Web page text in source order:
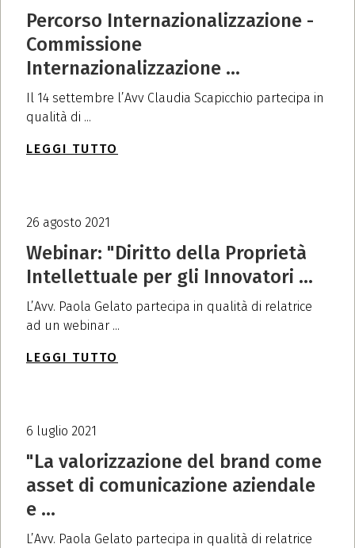
Percorso Internazionalizzazione -
Commissione
Internazionalizzazione ...
Il 14 settembre l’Avv Claudia Scapicchio partecipa in
qualità di ...
LEGGI TUTTO
26 agosto 2021
Webinar: "Diritto della Proprietà
Intellettuale per gli Innovatori ...
L’Avv. Paola Gelato partecipa in qualità di relatrice
ad un webinar ...
LEGGI TUTTO
6 luglio 2021
"La valorizzazione del brand come
asset di comunicazione aziendale
e ...
L’Avv. Paola Gelato partecipa in qualità di relatrice